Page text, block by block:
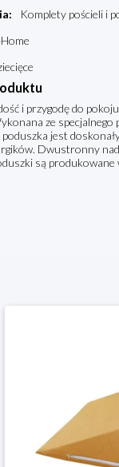
:
Komplety pościeli i
i przygodę do
ze
poduszka jest
Dwustronny
są produkowane